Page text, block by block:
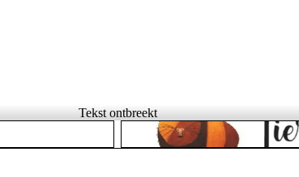
Tekst ontbreekt
Dieren knuffelwereld